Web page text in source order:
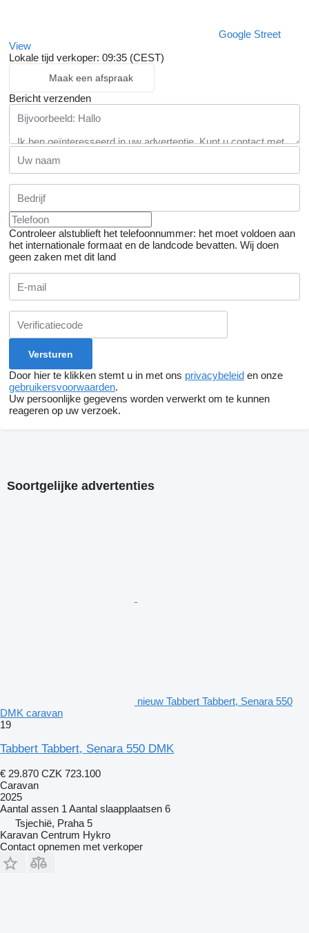
Google Street
View
Lokale tijd verkoper: 09:35 (CEST)
Maak een afspraak
Bericht verzenden
Controleer alstublieft het telefoonnummer: het moet voldoen aan
het internationale formaat en de landcode bevatten. Wij doen
geen zaken met dit land
Door hier te klikken stemt u in met ons privacybeleid en onze
gebruikersvoorwaarden.
Uw persoonlijke gegevens worden verwerkt om te kunnen
reageren op uw verzoek.
Soortgelijke advertenties
nieuw Tabbert Tabbert, Senara 550
DMK caravan
19
Tabbert Tabbert, Senara 550 DMK
€ 29.870 CZK 723.100
Caravan
2025
Aantal assen 1 Aantal slaapplaatsen 6
Tsjechië, Praha 5
Karavan Centrum Hykro
Contact opnemen met verkoper